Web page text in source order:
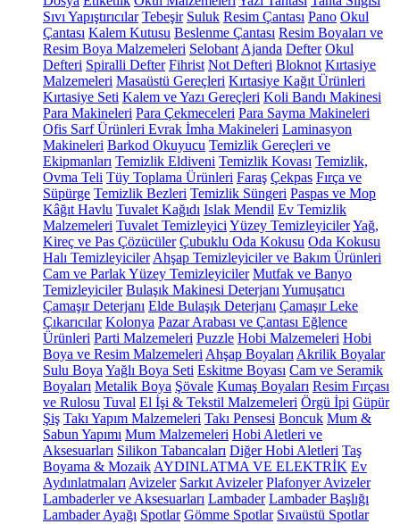
Sıvı Yapıştırıcılar Tebeşir Suluk Resim Çantası Pano Okul
Çantası Kalem Kutusu Beslenme Çantası Resim Boyaları ve
Resim Boya Malzemeleri Selobant Ajanda Defter Okul
Defteri Spiralli Defter Fihrist Not Defteri Bloknot Kırtasiye
Malzemeleri Masaüstü Gereçleri Kırtasiye Kağıt Ürünleri
Kırtasiye Seti Kalem ve Yazı Gereçleri Koli Bandı Makinesi
Para Makineleri Para Çekmeceleri Para Sayma Makineleri
Ofis Sarf Ürünleri Evrak İmha Makineleri Laminasyon
Makineleri Barkod Okuyucu Temizlik Gereçleri ve
Ekipmanları Temizlik Eldiveni Temizlik Kovası Temizlik,
Ovma Teli Tüy Toplama Ürünleri Faraş Çekpas Fırça ve
Süpürge Temizlik Bezleri Temizlik Süngeri Paspas ve Mop
Kâğıt Havlu Tuvalet Kağıdı Islak Mendil Ev Temizlik
Malzemeleri Tuvalet Temizleyici Yüzey TemizleyicilerYağ,
Kireç ve Pas Çözücüler Çubuklu Oda Kokusu Oda Kokusu
Halı Temizleyiciler Ahşap Temizleyiciler ve Bakım Ürünleri
Cam ve Parlak Yüzey Temizleyiciler Mutfak ve Banyo
Temizleyiciler Bulaşık Makinesi Deterjanı Yumuşatıcı
Çamaşır Deterjanı Elde Bulaşık Deterjanı Çamaşır Leke
Çıkarıcılar Kolonya Pazar Arabası ve Çantası Eğlence
Ürünleri Parti Malzemeleri Puzzle Hobi Malzemeleri Hobi
Boya ve Resim Malzemeleri Ahşap Boyaları Akrilik Boyalar
Sulu Boya Yağlı Boya Seti Eskitme Boyası Cam ve Seramik
Boyaları Metalik Boya Şövale Kumaş Boyaları Resim Fırçası
ve Rulosu Tuval El İşi & Tekstil Malzemeleri Örgü İpi Güpür
Şiş Takı Yapım Malzemeleri Takı Pensesi Boncuk Mum &
Sabun Yapımı Mum Malzemeleri Hobi Aletleri ve
Aksesuarları Silikon Tabancaları Diğer Hobi Aletleri Taş
Boyama & Mozaik AYDINLATMA VE ELEKTRİK Ev
Aydınlatmaları Avizeler Sarkıt Avizeler Plafonyer Avizeler
Lambaderler ve Aksesuarları Lambader Lambader Başlığı
Lambader Ayağı Spotlar Gömme Spotlar Sıvaüstü Spotlar